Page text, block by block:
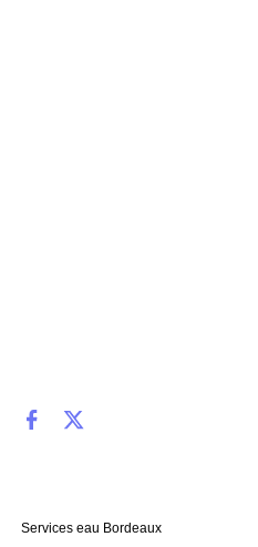
Services eau Bordeaux